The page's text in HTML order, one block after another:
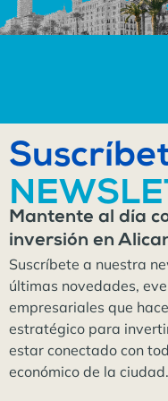
Mantente al día
inversión en
Suscríbete a nuestra
últimas novedades,
empresariales que
estratégico para
estar conectado con
económico de la ciudad.